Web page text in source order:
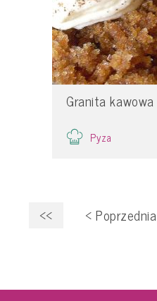
Granita kawowa
Pyza
<< < Poprzednia